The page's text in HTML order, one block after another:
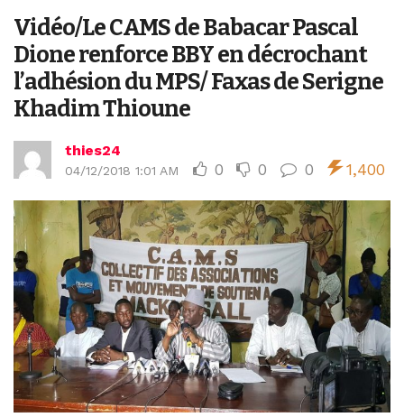
Vidéo/Le CAMS de Babacar Pascal
Dione renforce BBY en décrochant
l’adhésion du MPS/ Faxas de Serigne
Khadim Thioune
thies24
04/12/2018 1:01 AM 0 0 0 1,400